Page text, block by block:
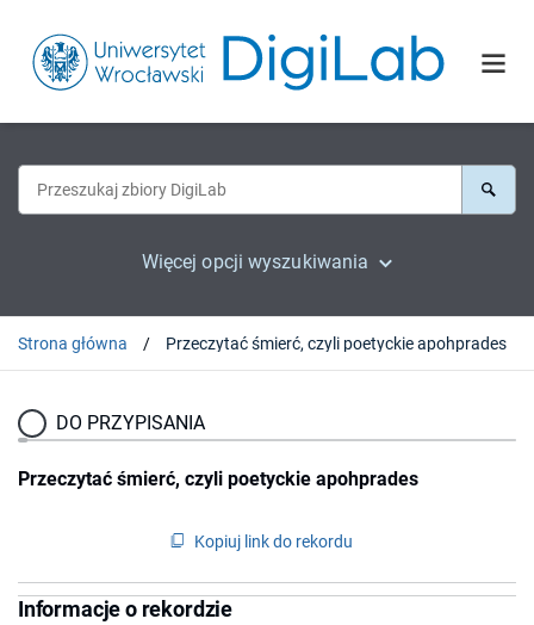
Więcej opcji wyszukiwania
Strona główna Przeczytać śmierć, czyli poetyckie apohprades
DO PRZYPISANIA
Przeczytać śmierć, czyli poetyckie apohprades
Kopiuj link do rekordu
Informacje o rekordzie